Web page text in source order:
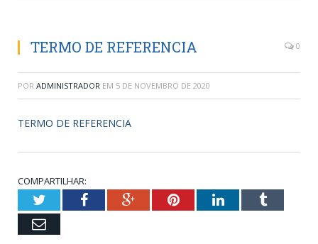
TERMO DE REFERENCIA 0
POR ADMINISTRADOR EM 5 DE NOVEMBRO DE 2020
TERMO DE REFERENCIA
COMPARTILHAR:
TwitterFacebookGoogle+PinterestLinkedInTumblr
Email